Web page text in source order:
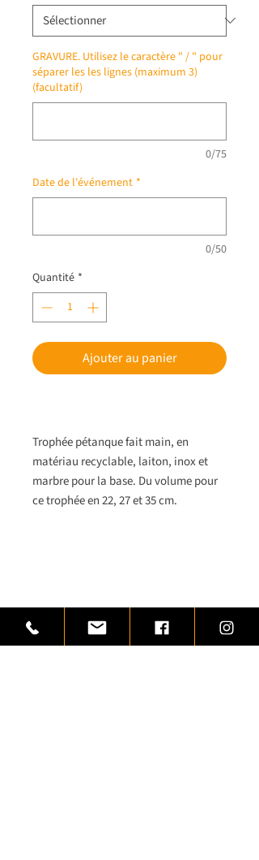
GRAVURE. Utilisez le caractère " / " pour
séparer les les lignes (maximum 3)
(facultatif)
0/75
Date de l'événement *
0/50
Quantité *
Ajouter au panier
Trophée pétanque fait main, en
matériau recyclable, laiton, inox et
marbre pour la base. Du volume pour
ce trophée en 22, 27 et 35 cm.